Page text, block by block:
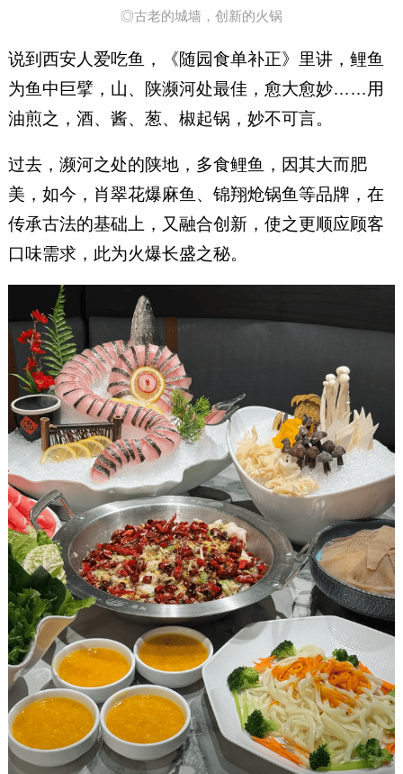
◎古老的城墙，创新的火锅
说到西安人爱吃鱼，《随园食单补正》里讲，鲤鱼
为鱼中巨擘，山、陕濒河处最佳，愈大愈妙……用
油煎之，酒、酱、葱、椒起锅，妙不可言。
过去，濒河之处的陕地，多食鲤鱼，因其大而肥
美，如今，肖翠花爆麻鱼、锦翔炝锅鱼等品牌，在
传承古法的基础上，又融合创新，使之更顺应顾客
口味需求，此为火爆长盛之秘。